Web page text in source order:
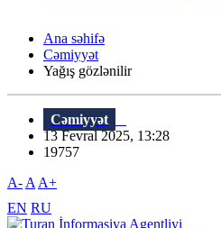
Ana səhifə
Cəmiyyət
Yağış gözlənilir
Cəmiyyət
13 Fevral 2025, 13:28
19757
A- A A+
EN RU